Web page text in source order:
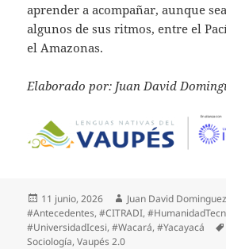
aprender a acompañar, aunque
algunos de sus ritmos, entre el
el Amazonas.
Elaborado por: Juan David
11 junio, 2026
Juan David
#Antecedentes,#CITRADI,
#UniversidadIcesi,#Wacará,#Yacayacá
Sociología,Vaupés 2.0